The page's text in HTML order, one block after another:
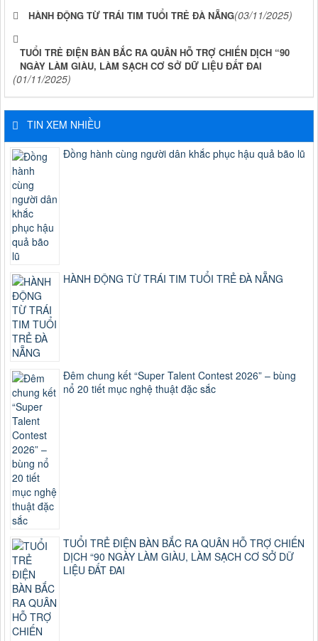
HÀNH ĐỘNG TỪ TRÁI TIM TUỔI TRẺ ĐÀ NẴNG(03/11/2025)
TUỔI TRẺ ĐIỆN BÀN BẮC RA QUÂN HỖ TRỢ CHIẾN DỊCH “90
NGÀY LÀM GIÀU, LÀM SẠCH CƠ SỞ DỮ LIỆU ĐẤT ĐAI
(01/11/2025)
TIN XEM NHIỀU
Đồng hành cùng người dân khắc phục hậu quả bão lũ
HÀNH ĐỘNG TỪ TRÁI TIM TUỔI TRẺ ĐÀ NẴNG
Đêm chung kết “Super Talent Contest 2026” – bùng
nổ 20 tiết mục nghệ thuật đặc sắc
TUỔI TRẺ ĐIỆN BÀN BẮC RA QUÂN HỖ TRỢ CHIẾN
DỊCH “90 NGÀY LÀM GIÀU, LÀM SẠCH CƠ SỞ DỮ
LIỆU ĐẤT ĐAI